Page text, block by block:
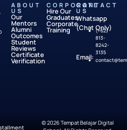
ABOUT
US
Our
Mentors
Alumni
Outcomes
Student
Reviews
Certificate
Verification
CORPORATE
Hire Our
Graduates
Corporate
Training
CONTACT
US
Whatsapp
(Chat Only)
(+62)
813-
8242-
3135
Email:
© 2026 Tempat Belajar Digital